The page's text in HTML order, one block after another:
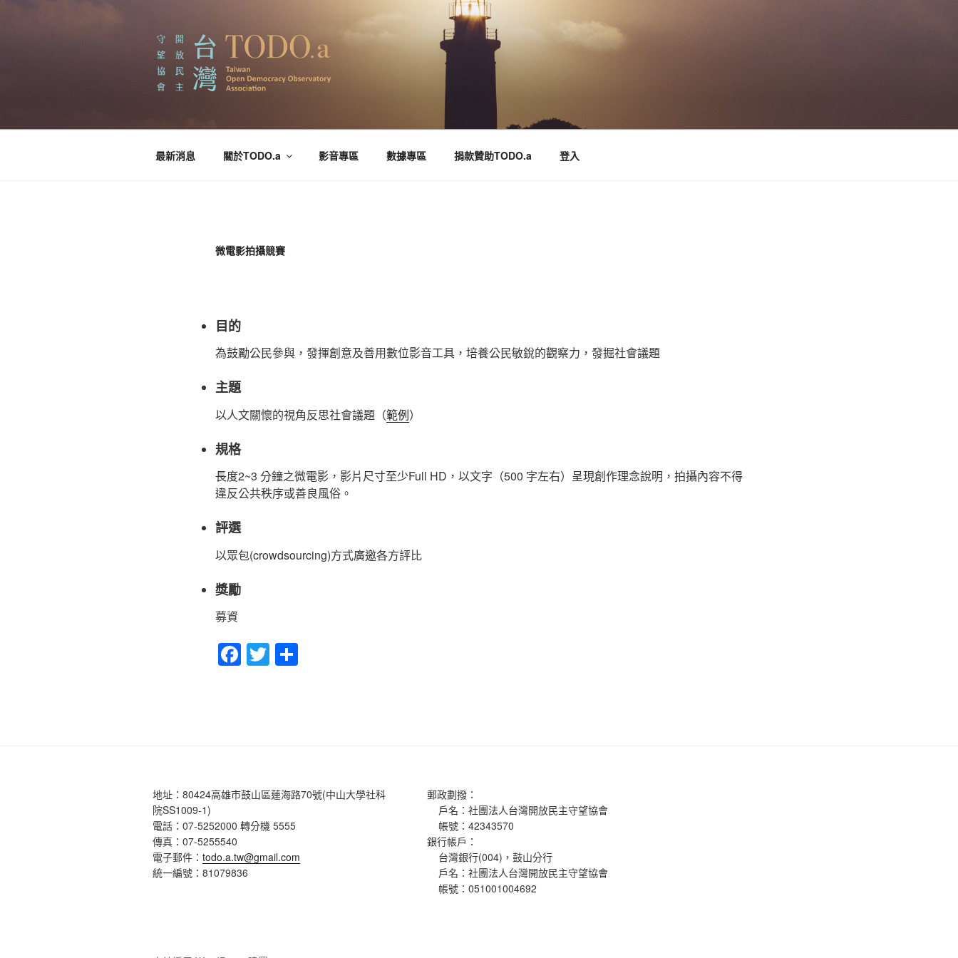
最新消息 關於TODO.a 影音專區 數據專區 捐款贊助TODO.a 登入
微電影拍攝競賽
目的
為鼓勵公民參與，發揮創意及善用數位影音工具，培養公民敏銳的觀察力，發掘社會議題
主題
以人文關懷的視角反思社會議題（範例）
規格
長度2~3 分鐘之微電影，影片尺寸至少Full HD，以文字（500 字左右）呈現創作理念說明，拍攝內容不得
違反公共秩序或善良風俗。
評選
以眾包(crowdsourcing)方式廣邀各方評比
獎勵
募資
F
a
o
k
T
wi
地址：80424高雄市鼓山區蓮海路70號(中山大學社科
院SS1009-1)
電話：07-5252000 轉分機 5555
傳真：07-5255540
電子郵件： todo.a.tw@gmail.com
統一編號：81079836
郵政劃撥：
戶名：社團法人台灣開放民主守望協會
帳號：42343570
銀行帳戶：
台灣銀行(004)，鼓山分行
戶名：社團法人台灣開放民主守望協會
帳號：051001004692